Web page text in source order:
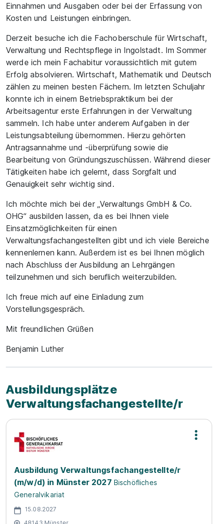
Einnahmen und Ausgaben oder bei der Erfassung von
Kosten und Leistungen einbringen.
Derzeit besuche ich die Fachoberschule für Wirtschaft,
Verwaltung und Rechtspflege in Ingolstadt. Im Sommer
werde ich mein Fachabitur voraussichtlich mit gutem
Erfolg absolvieren. Wirtschaft, Mathematik und Deutsch
zählen zu meinen besten Fächern. Im letzten Schuljahr
konnte ich in einem Betriebspraktikum bei der
Arbeitsagentur erste Erfahrungen in der Verwaltung
sammeln. Ich habe unter anderem Aufgaben in der
Leistungsabteilung übernommen. Hierzu gehörten
Antragsannahme und -überprüfung sowie die
Bearbeitung von Gründungszuschüssen. Während dieser
Tätigkeiten habe ich gelernt, dass Sorgfalt und
Genauigkeit sehr wichtig sind.
Ich möchte mich bei der „Verwaltungs GmbH & Co.
OHG“ ausbilden lassen, da es bei Ihnen viele
Einsatzmöglichkeiten für einen
Verwaltungsfachangestellten gibt und ich viele Bereiche
kennenlernen kann. Außerdem ist es bei Ihnen möglich
nach Abschluss der Ausbildung an Lehrgängen
teilzunehmen und sich beruflich weiterzubilden.
Ich freue mich auf eine Einladung zum
Vorstellungsgespräch.
Mit freundlichen Grüßen
Benjamin Luther
Ausbildungsplätze
Verwaltungsfachangestellte/r
Ausbildung Verwaltungsfachangestellte/r
(m/w/d) in Münster 2027 Bischöfliches
Generalvikariat
15.08.2027